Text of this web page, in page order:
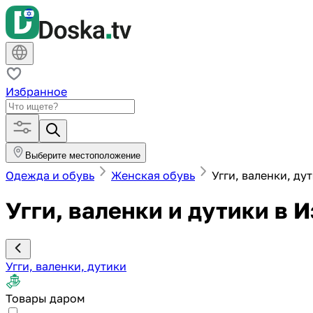
Избранное
Выберите местоположение
Одежда и обувь Женская обувь Угги, валенки,
Угги, валенки и дутики в
Угги, валенки, дутики
Товары даром